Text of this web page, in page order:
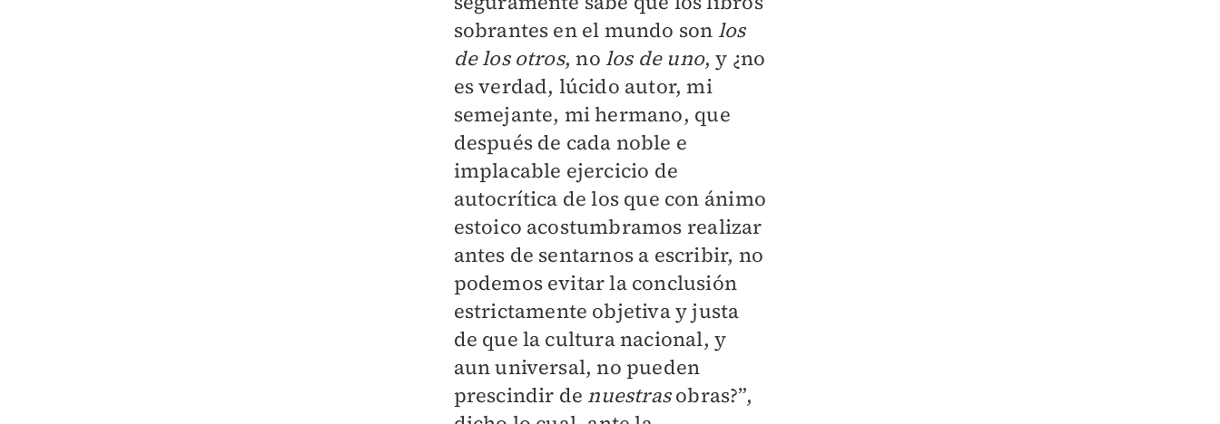
sobrantes en el mundo son los
de los otros, no los de uno, y ¿no
es verdad, lúcido autor, mi
semejante, mi hermano, que
después de cada noble e
implacable ejercicio de
autocrítica de los que con ánimo
estoico acostumbramos realizar
antes de sentarnos a escribir, no
podemos evitar la conclusión
estrictamente objetiva y justa
de que la cultura nacional, y
aun universal, no pueden
prescindir de nuestrasobras?”,